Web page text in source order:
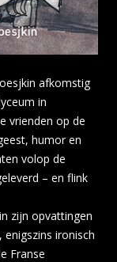
afkomstig
in
vrienden op de
humor en
volop de
– en flink
zijn opvattingen
ironisch
Franse